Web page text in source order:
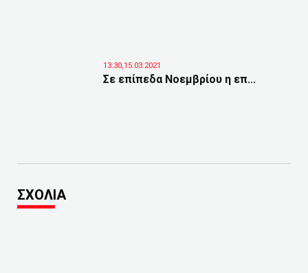
13:30,15.03.2021
Σε επίπεδα Νοεμβρίου η επ...
ΣΧΟΛΙΑ